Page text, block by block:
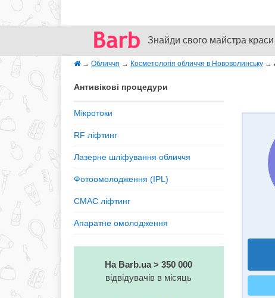
Знайди свого майстра краси
→ Обличчя → Косметологія обличчя в Нововолинську →
Антивікові процедури
Мікротоки
RF ліфтинг
Лазерне шліфування обличчя
Фотоомолодження (IPL)
СМАС ліфтинг
Апаратне омолодження
На Barb.ua > 350 000
відвідувачів в місяць